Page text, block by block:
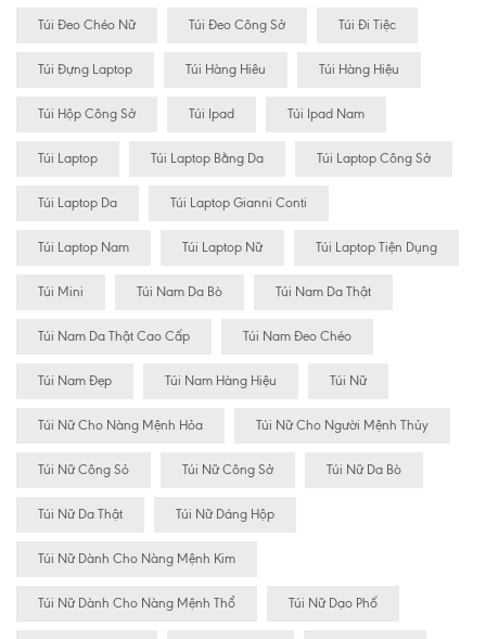
Túi Đeo Chéo Nữ Túi Đeo Công Sở Túi Đi Tiệc
Túi Đựng Laptop Túi Hàng Hiêu Túi Hàng Hiệu
Túi Hộp Công Sở Túi Ipad Túi Ipad Nam
Túi Laptop Túi Laptop Bằng Da Túi Laptop Công Sở
Túi Laptop Da Túi Laptop Gianni Conti
Túi Laptop Nam Túi Laptop Nữ Túi Laptop Tiện Dụng
Túi Mini Túi Nam Da Bò Túi Nam Da Thật
Túi Nam Da Thật Cao Cấp Túi Nam Đeo Chéo
Túi Nam Đẹp Túi Nam Hàng Hiệu Túi Nữ
Túi Nữ Cho Nàng Mệnh Hỏa Túi Nữ Cho Người Mệnh Thủy
Túi Nữ Công Sỏ Túi Nữ Công Sở Túi Nữ Da Bò
Túi Nữ Da Thật Túi Nữ Dáng Hộp
Túi Nữ Dành Cho Nàng Mệnh Kim
Túi Nữ Dành Cho Nàng Mệnh Thổ Túi Nữ Dạo Phố